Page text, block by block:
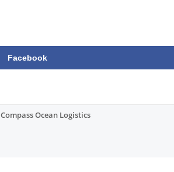
Facebook
Compass Ocean Logistics